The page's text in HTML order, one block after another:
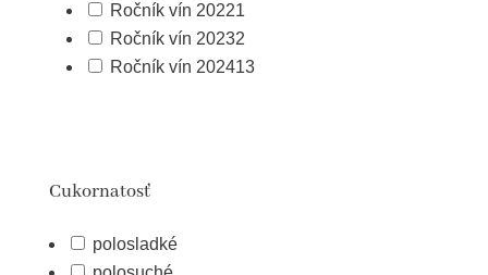
Ročník vín 20221
Ročník vín 20232
Ročník vín 202413
Cukornatosť
polosladké